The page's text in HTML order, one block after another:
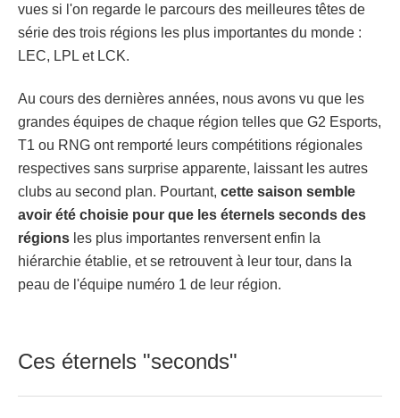
vues si l'on regarde le parcours des meilleures têtes de
série des trois régions les plus importantes du monde :
LEC, LPL et LCK.
Au cours des dernières années, nous avons vu que les
grandes équipes de chaque région telles que G2 Esports,
T1 ou RNG ont remporté leurs compétitions régionales
respectives sans surprise apparente, laissant les autres
clubs au second plan. Pourtant, cette saison semble
avoir été choisie pour que les éternels seconds des
régions les plus importantes renversent enfin la
hiérarchie établie, et se retrouvent à leur tour, dans la
peau de l'équipe numéro 1 de leur région.
Ces éternels "seconds"